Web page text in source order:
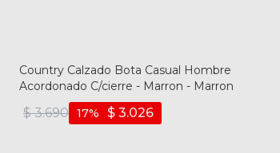
Country Calzado Bota Casual Hombre
Acordonado C/cierre - Marron - Marron
$ 3.690 $ 3.026
17